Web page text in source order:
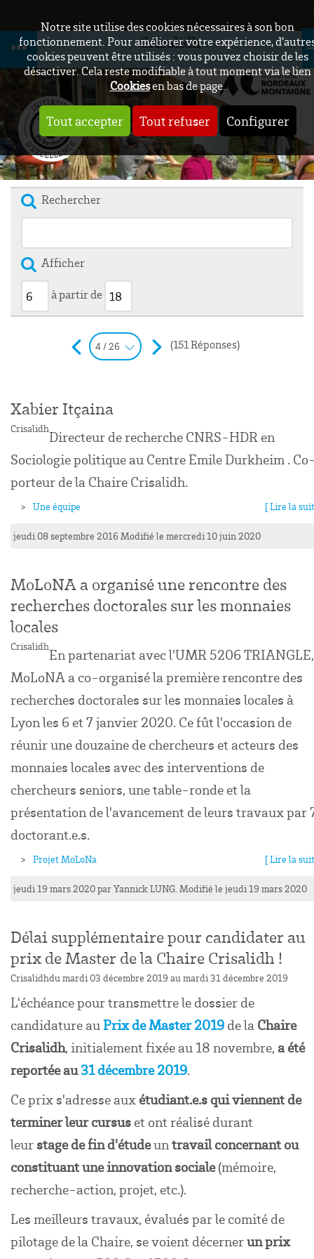
Notre site utilise des cookies nécessaires à son bon
fonctionnement. Pour améliorer votre expérience,
cookies peuvent être utilisés : vous pouvez choisir de les
désactiver. Cela reste modifiable à tout moment via le lien
Cookiesen bas de page.
Tout accepter Tout refuser Configurer
Crisalidh
Rechercher
Afficher
à partir de
4 / 26 (151 Réponses)
Xabier Itçaina
CrisalidhDirecteur de recherche CNRS-HDR en
Sociologie politique au Centre Emile Durkheim .
porteur de la Chaire Crisalidh.
Une équipe [ Lire la
jeudi 08 septembre 2016 Modifié le mercredi 10 juin 2020
MoLoNA a organisé une rencontre des
recherches doctorales sur les monnaies
locales
CrisalidhEn partenariat avec l'UMR 5206 TRIANGLE,
MoLoNA a co-organisé la première rencontre des
recherches doctorales sur les monnaies locales à
Lyon les 6 et 7 janvier 2020. Ce fût l'occasion de
réunir une douzaine de chercheurs et acteurs des
monnaies locales avec des interventions de
chercheurs seniors, une table-ronde et la
présentation de l'avancement de leurs travaux par
doctorant.e.s.
Projet MoLoNa [ Lire la
jeudi 19 mars 2020parYannickLUNG. Modifié le jeudi 19 mars 2020
Délai supplémentaire pour candidater au
prix de Master de la Chaire Crisalidh !
Crisalidhdu mardi 03 décembre 2019 au mardi 31 décembre 2019
L'échéance pour transmettre le dossier de
candidature au Prix de Master2019 de la Chaire
Crisalidh, initialement fixée au 18 novembre, a été
reportée au31 décembre 2019.
Ce prix s'adresse aux étudiant.e.s qui viennent de
terminer leur cursus et ont réalisé durant
leur stage de fin d'étudeuntravail concernant ou
constituant une innovation sociale(mémoire,
recherche-action, projet, etc.).
Les meilleurs travaux, évalués par le comité de
pilotage de la Chaire, se voient décernerun prix